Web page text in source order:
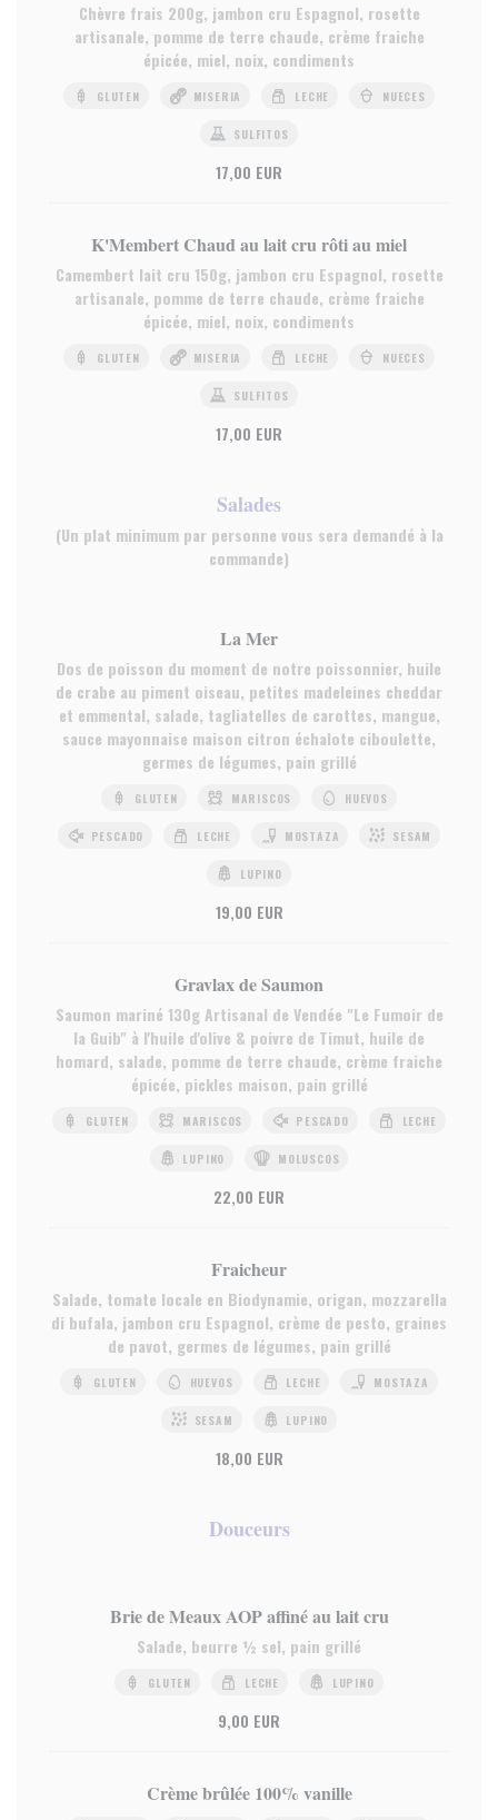
Chèvre frais 200g, jambon cru Espagnol, rosette
artisanale, pomme de terre chaude, crème fraiche
épicée, miel, noix, condiments
GLUTEN MISERIA LECHE NUECES
SULFITOS
17,00 EUR
K'Membert Chaud au lait cru rôti au miel
Camembert lait cru 150g, jambon cru Espagnol, rosette
artisanale, pomme de terre chaude, crème fraiche
épicée, miel, noix, condiments
GLUTEN MISERIA LECHE NUECES
SULFITOS
17,00 EUR
Salades
(Un plat minimum par personne vous sera demandé à la
commande)
La Mer
Dos de poisson du moment de notre poissonnier, huile
de crabe au piment oiseau, petites madeleines cheddar
et emmental, salade, tagliatelles de carottes, mangue,
sauce mayonnaise maison citron échalote ciboulette,
germes de légumes, pain grillé
GLUTEN MARISCOS HUEVOS
PESCADO LECHE MOSTAZA SESAM
LUPINO
19,00 EUR
Gravlax de Saumon
Saumon mariné 130g Artisanal de Vendée "Le Fumoir de
la Guib" à l'huile d'olive & poivre de Timut, huile de
homard, salade, pomme de terre chaude, crème fraiche
épicée, pickles maison, pain grillé
GLUTEN MARISCOS PESCADO LECHE
LUPINO MOLUSCOS
22,00 EUR
Fraicheur
Salade, tomate locale en Biodynamie, origan, mozzarella
di bufala, jambon cru Espagnol, crème de pesto, graines
de pavot, germes de légumes, pain grillé
GLUTEN HUEVOS LECHE MOSTAZA
SESAM LUPINO
18,00 EUR
Douceurs
Brie de Meaux AOP affiné au lait cru
Salade, beurre ½ sel, pain grillé
GLUTEN LECHE LUPINO
9,00 EUR
Crème brûlée 100% vanille